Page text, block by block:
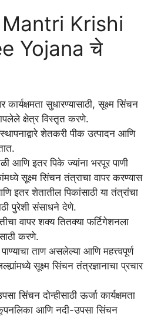
Krishi
Yojana चे
कार्यक्षमता सुधारण्यासाठी, सूक्ष्म सिंचन
क्षेत्र विस्तृत करणे.
शेतकरी पीक उत्पादन आणि
आणि इतर पिके ज्यांना भरपूर पाणी
सूक्ष्म सिंचन तंत्राचा वापर करण्यास
इतर शेतातील पिकांसाठी या तंत्रांचा
पुरेशी संसाधने देणे.
वापर शक्य तितक्या फर्टिगेशनला
करणे.
पाण्याचा ताण असलेल्या आणि महत्त्वपूर्ण
सूक्ष्म सिंचन तंत्रज्ञानाचा प्रचार
सिंचन दोन्हीसाठी ऊर्जा कार्यक्षमता
कूपनलिका आणि नदी-उपसा सिंचन